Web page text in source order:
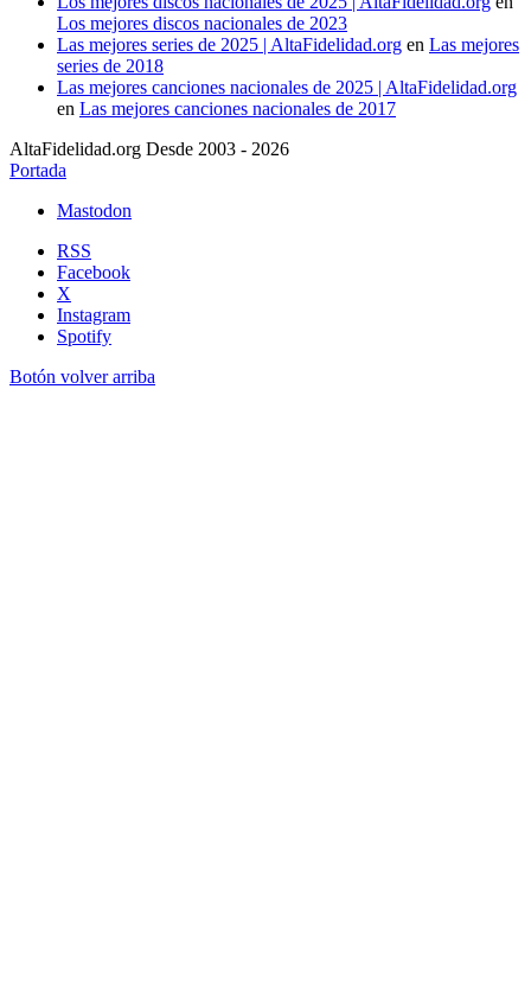
Los mejores discos nacionales de 2023
Las mejores series de 2025 | AltaFidelidad.org en Las mejores
series de 2018
Las mejores canciones nacionales de 2025 | AltaFidelidad.org
en Las mejores canciones nacionales de 2017
AltaFidelidad.org Desde 2003 - 2026
Portada
Mastodon
RSS
Facebook
X
Instagram
Spotify
Botón volver arriba